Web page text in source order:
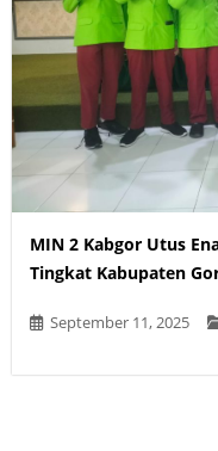
MIN 2 Kabgor Utus
Tingkat Kabupaten
September 11, 2025